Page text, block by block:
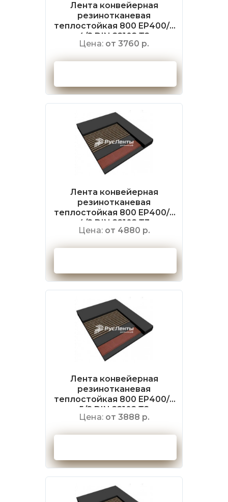
Лента конвейерная
резинотканевая
теплостойкая 800 EP400/3
4/2 DIN 22102 Т2
Цена: от 3760 р.
Лента конвейерная
резинотканевая
теплостойкая 800 EP400/3
4/2 DIN 22102 Т3
Цена: от 4880 р.
Лента конвейерная
резинотканевая
теплостойкая 800 EP400/3
5/2 DIN 22102 Т2
Цена: от 3888 р.